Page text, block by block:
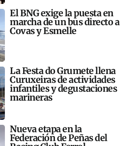
El BNG exige la puesta en
marcha de un bus directo a
Covas y Esmelle
La Festa do Grumete llena
Curuxeiras de actividades
infantiles y degustaciones
marineras
Nueva etapa en la
Federación de Peñas del